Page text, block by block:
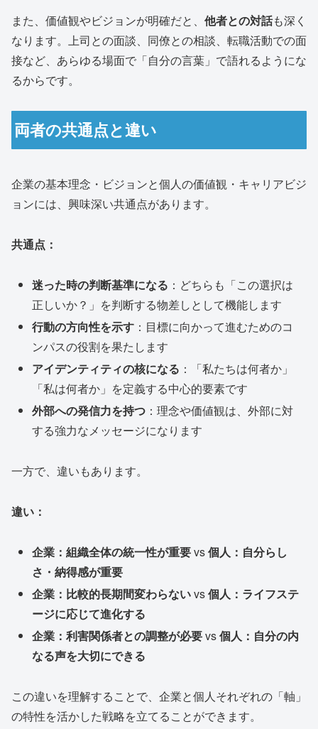
また、価値観やビジョンが明確だと、 他者との対話も深く
なります。上司との面談、同僚との相談、転職活動での面
接など、あらゆる場面で「自分の言葉」で語れるようにな
るからです。
両者の共通点と違い
企業の基本理念・ビジョンと個人の価値観・キャリアビジ
ョンには、興味深い共通点があります。
共通点：
迷った時の判断基準になる ：どちらも「この選択は
正しいか？」を判断する物差しとして機能します
行動の方向性を示す ：目標に向かって進むためのコ
ンパスの役割を果たします
アイデンティティの核になる ：「私たちは何者か」
「私は何者か」を定義する中心的要素です
外部への発信力を持つ ：理念や価値観は、外部に対
する強力なメッセージになります
一方で、違いもあります。
違い：
企業：組織全体の統一性が重要vs個人：自分らし
さ・納得感が重要
企業：比較的長期間変わらないvs個人：ライフステ
ージに応じて進化する
企業：利害関係者との調整が必要vs個人：自分の内
なる声を大切にできる
この違いを理解することで、企業と個人それぞれの「軸」
の特性を活かした戦略を立てることができます。